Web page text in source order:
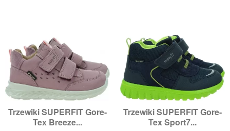
Trzewiki SUPERFIT Gore-
Tex Breeze...
Trzewiki SUPERFIT Gore-
Tex Sport7...